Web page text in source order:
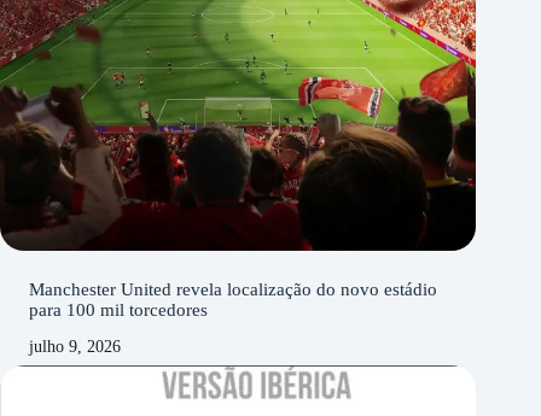
Manchester United revela localização do novo estádio
para 100 mil torcedores
julho 9, 2026